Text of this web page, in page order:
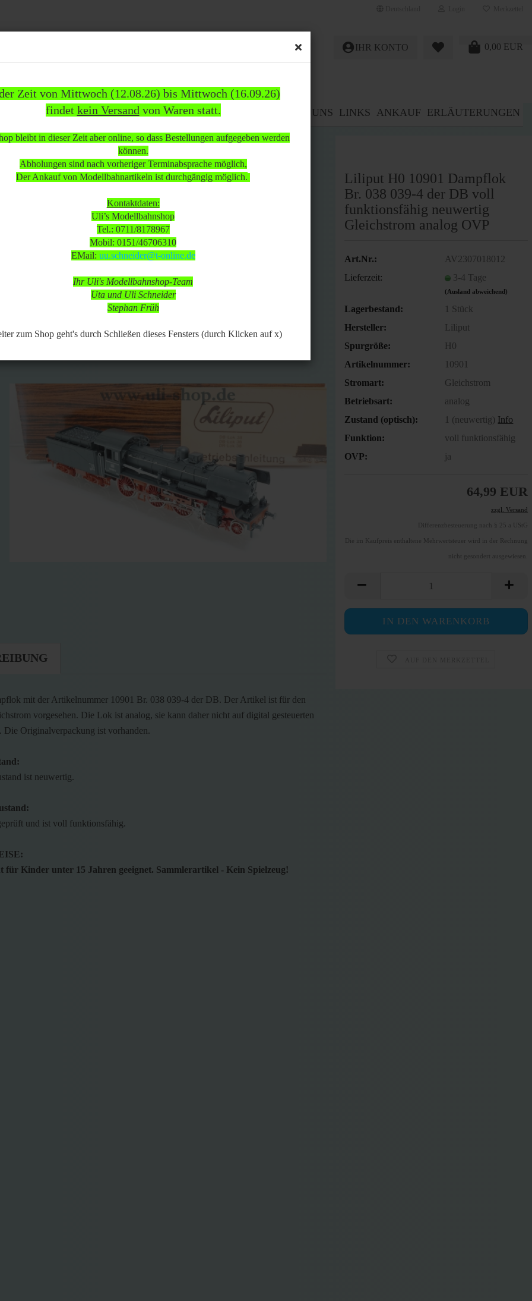
Zeit von Mittwoch (12.08.26) bis Mittwoch (16.09.26)
findet kein Versand von Waren statt.
bleibt in dieser Zeit aber online, so dass Bestellungen aufgegeben werden
können.
Abholungen sind nach vorheriger Terminabsprache möglich,
Der Ankauf von Modellbahnartikeln ist durchgängig möglich.
Kontaktdaten:
Uli’s Modellbahnshop
Tel.: 0711/8178967
Mobil: 0151/46706310
EMail: uu.schneider@t-online.de
Ihr Uli's Modellbahnshop-Team
Uta und Uli Schneider
Stephan Früh
zum Shop geht's durch Schließen dieses Fensters (durch Klicken auf x)
0,00 EUR
IHR KONTO
INFOS KUNDEN ÜBER UNS LINKS ANKAUF ERLÄUTERUNGEN
WEITERE
» »
Br. 038 039-4 der DB voll funktionsfähig neuwertig Gleichstrom analog OVP
(12.08.26) bis Mittwoch (16.09.26)
dieser Zeit aber online, so dass Bestellungen aufgegeben werden können.
nach vorheriger Terminabsprache möglich,
Modellbahnartikeln ist durchgängig möglich.
weiter » Letzter »
Liliput H0 10901 Dampflok
Br. 038 039-4 der DB voll
funktionsfähig neuwertig
Gleichstrom analog OVP
Art.Nr.:
AV2307018012
Lieferzeit:
3-4 Tage
(Ausland abweichend)
Lagerbestand: 1 Stück
Hersteller:
Liliput
Spurgröße:
H0
Artikelnummer:
10901
Stromart:
Gleichstrom
Betriebsart:
analog
Zustand (optisch):
1 (neuwertig) Info
Funktion:
voll funktionsfähig
OVP:
ja
64,99 EUR
zzgl. Versand
Differenzbesteuerung nach § 25 a UStG
Die im Kaufpreis enthaltene Mehrwertsteuer wird in der Rechnung
nicht gesondert ausgewiesen.
mit der Artikelnummer 10901 Br. 038 039-4 der DB. Der Artikel ist für den
vorgesehen. Die Lok ist analog, sie kann daher nicht auf digital gesteuerten
Die Originalverpackung ist vorhanden.
ist neuwertig.
und ist voll funktionsfähig.
für Kinder unter 15 Jahren geeignet. Sammlerartikel - Kein Spielzeug!